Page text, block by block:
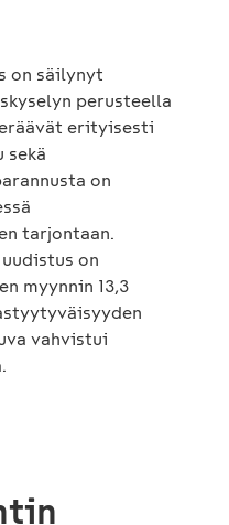
on säilynyt
perusteella
erityisesti
sekä
on
tarjontaan.
on
myynnin 13,3
vahvistui